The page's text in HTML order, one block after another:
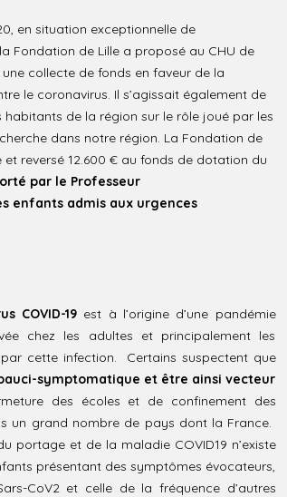
en situation exceptionnelle de
Fondation de Lille a proposé au CHU de
une collecte de fonds en faveur de la
le coronavirus. Il s’agissait également de
habitants de la région sur le rôle joué par les
dans notre région. La Fondation de
et reversé 12.600 € au fonds de dotation du
par le Professeur
enfants admis aux urgences
COVID-19 est à l’origine d’une pandémie
chez les adultes et principalement les
cette infection.
Certains suspectent que
symptomatique et être ainsi vecteur
des écoles et de confinement des
un grand nombre de pays dont la France.
portage et de la maladie COVID19 n’existe
présentant des symptômes évocateurs,
CoV2 et celle de la fréquence d’autres